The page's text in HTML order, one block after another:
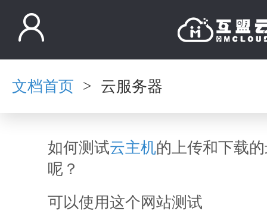
文档首页 > 云服务器
如何测试云主机的上传和下载
呢？
可以使用这个网站测试